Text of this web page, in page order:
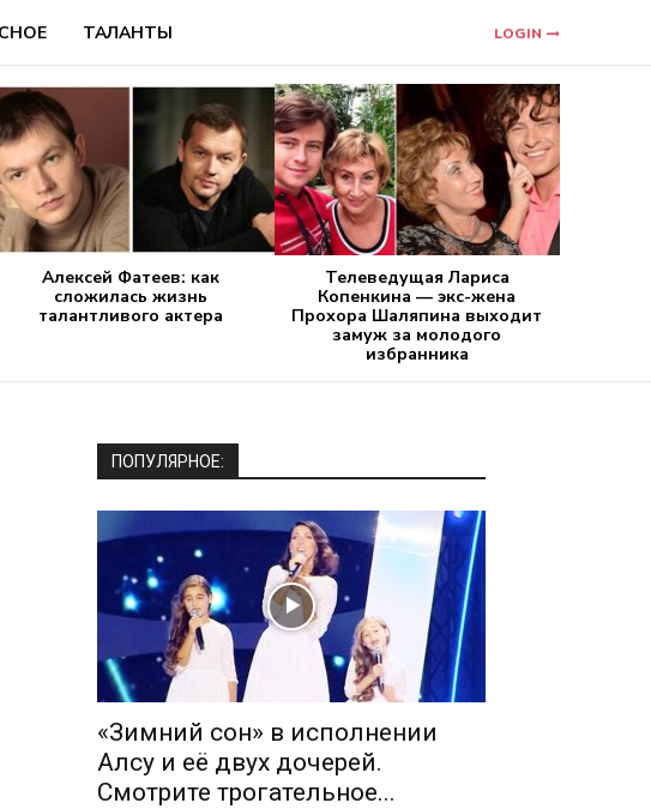
ТАЛАНТЫ LOGIN
Алексей Фатеев: как
сложилась жизнь
талантливого актера
Телеведущая Лариса
Копенкина — экс-жена
Прохора Шаляпина выходит
замуж за молодого
избранника
ПОПУЛЯРНОЕ:
«Зимний сон» в исполнении
Алсу и её двух дочерей.
Смотрите трогательное...